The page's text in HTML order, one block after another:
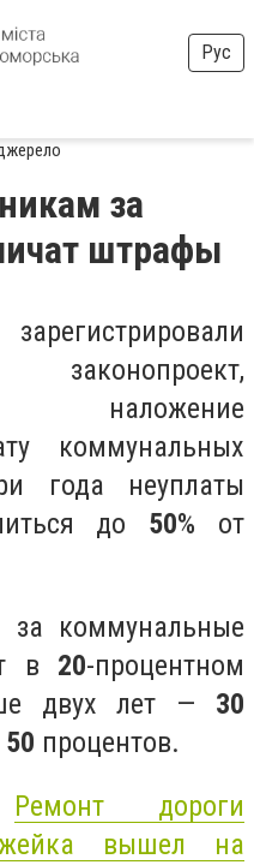
Рус
за
штрафы
наложение
коммунальных
года неуплаты
до 50% от
за коммунальные
в 20-процентном
двух лет — 30
50 процентов.
Ремонт дороги
вышел на